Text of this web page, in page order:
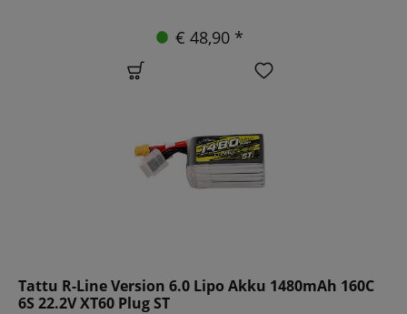
€ 48,90 *
Tattu R-Line Version 6.0 Lipo Akku 1480mAh 160C
6S 22.2V XT60 Plug ST